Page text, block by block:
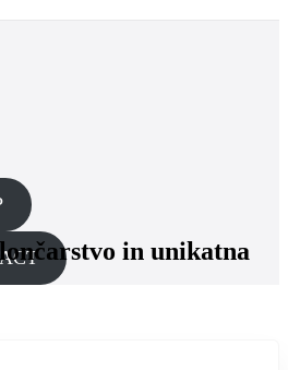
in unikatna